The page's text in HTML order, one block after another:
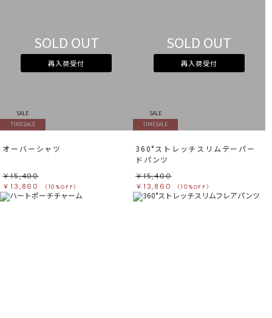
SOLD OUT
再入荷受付
SALE
TIMESALE
オーバーシャツ
￥15,400
￥13,860
（10%OFF）
SOLD OUT
再入荷受付
SALE
TIMESALE
360°ストレッチスリムテーパー
ドパンツ
￥15,400
￥13,860
（10%OFF）